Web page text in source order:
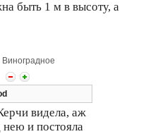
быть 1 м в высоту, а
Виноградное
видела, аж
нею и постояла